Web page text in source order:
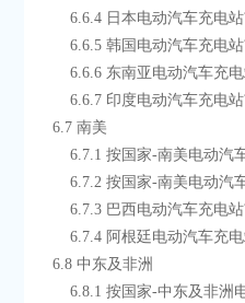
6.6.4 日本电动汽车
6.6.5 韩国电动汽车
6.6.6 东南亚电动汽
6.6.7 印度电动汽车
    6.7 南美
6.7.1 按国家-南美电
6.7.2 按国家-南美电
6.7.3 巴西电动汽车
6.7.4 阿根廷电动汽
    6.8 中东及非洲
6.8.1 按国家-中东